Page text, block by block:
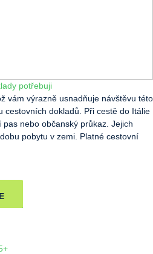
potřebuji
vám výrazně usnadňuje návštěvu této
cestovních dokladů. Při cestě do Itálie
nebo občanský průkaz. Jejich
pobytu v zemi. Platné cestovní